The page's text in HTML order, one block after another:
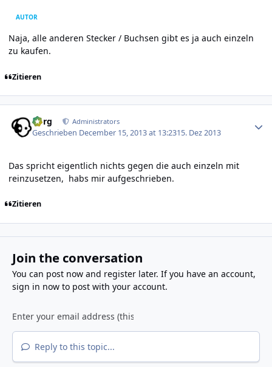
AUTOR
Naja, alle anderen Stecker / Buchsen gibt es ja auch einzeln
zu kaufen.
Zitieren
borg Administrators
Geschrieben December 15, 2013 at 13:2315. Dez 2013
Das spricht eigentlich nichts gegen die auch einzeln mit
reinzusetzen, habs mir aufgeschrieben.
Zitieren
Join the conversation
You can post now and register later. If you have an account,
sign in nowto post with your account.
Reply to this topic...